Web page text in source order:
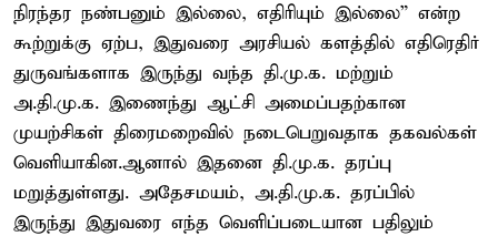
நிரந்தர நண்பனும் இல்லை, எதிரியும் இல்லை” என்ற
கூற்றுக்கு ஏற்ப, இதுவரை அரசியல் களத்தில் எதிரெதிர்
துருவங்களாக இருந்து வந்த தி.மு.க. மற்றும்
அ.தி.மு.க. இணைந்து ஆட்சி அமைப்பதற்கான
முயற்சிகள் திரைமறைவில் நடைபெறுவதாக தகவல்கள்
வெளியாகின.ஆனால் இதனை தி.மு.க. தரப்பு
மறுத்துள்ளது. அதேசமயம், அ.தி.மு.க. தரப்பில்
இருந்து இதுவரை எந்த வெளிப்படையான பதிலும்